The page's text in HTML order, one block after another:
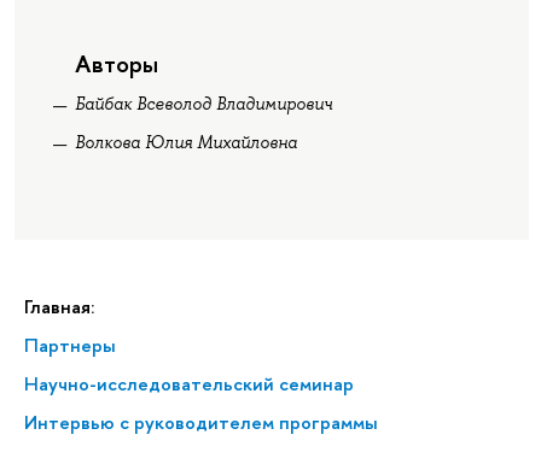
Главная:
Партнеры
Научно-исследовательский семинар
Интервью с руководителем программы
Авторы
Байбак Всеволод Владимирович
Волкова Юлия Михайловна